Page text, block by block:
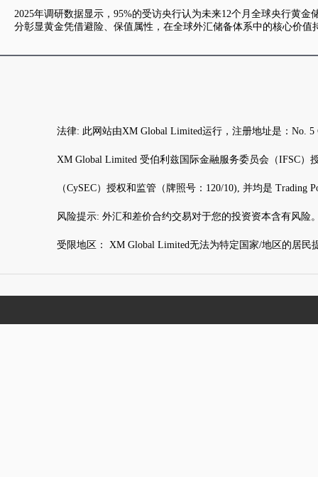
2025年调研数据显示，95%的受访央行认为未来12个月全球央行黄
分彰显黄金凭借避险、保值属性，在全球外汇储备体系中的核心价
法律: 此网站由XM Global Limited运行，注册地址是：No.
XM Global Limited 受伯利兹国际金融服务委员会（IFSC）
（CySEC）授权和监管（牌照号：120/10), 并均是 Trading
风险提示: 外汇和差价合约交易对于您的投资资本含有风险
受限地区： XM Global Limited无法为特定国家/地区的居